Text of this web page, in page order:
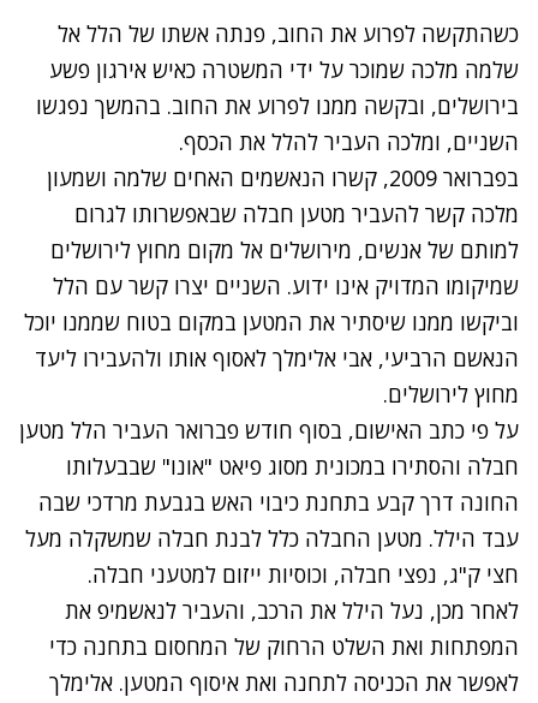
כשהתקשה לפרוע את החוב, פנתה אשתו של הלל אל
שלמה מלכה שמוכר על ידי המשטרה כאיש אירגון פשע
בירושלים, ובקשה ממנו לפרוע את החוב. בהמשך נפגשו
השניים, ומלכה העביר להלל את הכסף.
בפברואר 2009, קשרו הנאשמים האחים שלמה ושמעון
מלכה קשר להעביר מטען חבלה שבאפשרותו לגרום
למותם של אנשים, מירושלים אל מקום מחוץ לירושלים
שמיקומו המדויק אינו ידוע. השניים יצרו קשר עם הלל
וביקשו ממנו שיסתיר את המטען במקום בטוח שממנו יוכל
הנאשם הרביעי, אבי אלימלך לאסוף אותו ולהעבירו ליעד
מחוץ לירושלים.
על פי כתב האישום, בסוף חודש פברואר העביר הלל מטען
חבלה והסתירו במכונית מסוג פיאט "אונו" שבבעלותו
החונה דרך קבע בתחנת כיבוי האש בגבעת מרדכי שבה
עבד הילל. מטען החבלה כלל לבנת חבלה שמשקלה מעל
חצי ק"ג, נפצי חבלה, וכוסיות ייזום למטעני חבלה.
לאחר מכן, נעל הילל את הרכב, והעביר לנאשמיפ את
המפתחות ואת השלט הרחוק של המחסום בתחנה כדי
לאפשר את הכניסה לתחנה ואת איסוף המטען. אלימלך